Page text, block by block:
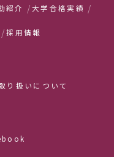
紹介 大学合格実績
採用情報
り扱いについて